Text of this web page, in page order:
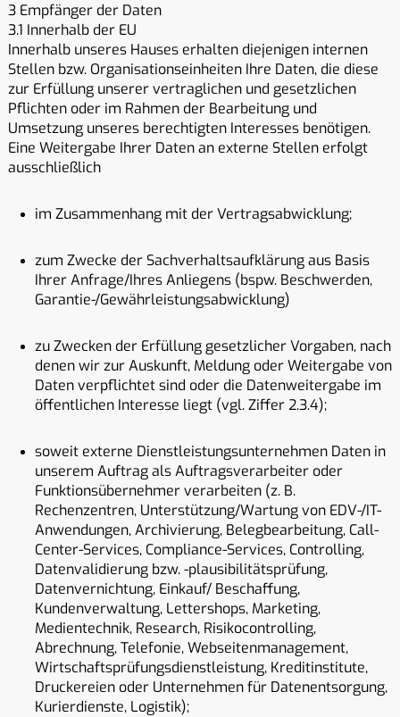
3 Empfänger der Daten
3.1 Innerhalb der EU
Innerhalb unseres Hauses erhalten diejenigen internen
Stellen bzw. Organisationseinheiten Ihre Daten, die diese
zur Erfüllung unserer vertraglichen und gesetzlichen
Pflichten oder im Rahmen der Bearbeitung und
Umsetzung unseres berechtigten Interesses benötigen.
Eine Weitergabe Ihrer Daten an externe Stellen erfolgt
ausschließlich
im Zusammenhang mit der Vertragsabwicklung;
zum Zwecke der Sachverhaltsaufklärung aus Basis
Ihrer Anfrage/Ihres Anliegens (bspw. Beschwerden,
Garantie-/Gewährleistungsabwicklung)
zu Zwecken der Erfüllung gesetzlicher Vorgaben, nach
denen wir zur Auskunft, Meldung oder Weitergabe von
Daten verpflichtet sind oder die Datenweitergabe im
öffentlichen Interesse liegt (vgl. Ziffer 2.3.4);
soweit externe Dienstleistungsunternehmen Daten in
unserem Auftrag als Auftragsverarbeiter oder
Funktionsübernehmer verarbeiten (z. B.
Rechenzentren, Unterstützung/Wartung von EDV-/IT-
Anwendungen, Archivierung, Belegbearbeitung, Call-
Center-Services, Compliance-Services, Controlling,
Datenvalidierung bzw. -plausibilitätsprüfung,
Datenvernichtung, Einkauf/ Beschaffung,
Kundenverwaltung, Lettershops, Marketing,
Medientechnik, Research, Risikocontrolling,
Abrechnung, Telefonie, Webseitenmanagement,
Wirtschaftsprüfungsdienstleistung, Kreditinstitute,
Druckereien oder Unternehmen für Datenentsorgung,
Kurierdienste, Logistik);